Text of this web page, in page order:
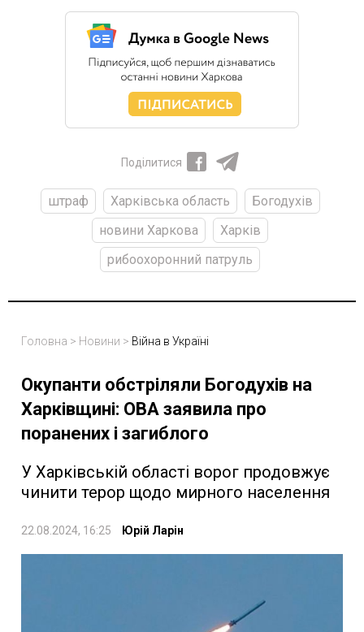
Поділитися
штраф Харківська область
Богодухів
новини Харкова
Харків
рибоохоронний патруль
Головна > Новини > Війна в Україні
Окупанти обстріляли Богодухів на
Харківщині: ОВА заявила про
поранених і загиблого
У Харківській області ворог продовжує
чинити терор щодо мирного населення
22.08.2024, 16:25 Юрій Ларін